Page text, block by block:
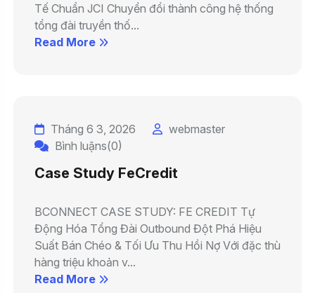
Tế Chuẩn JCI Chuyển đổi thành công hệ thống
tổng đài truyền thố...
Read More
Tháng 6 3, 2026
webmaster
Bình luậns(0)
Case Study FeCredit
BCONNECT CASE STUDY: FE CREDIT Tự
Động Hóa Tổng Đài Outbound Đột Phá Hiệu
Suất Bán Chéo & Tối Ưu Thu Hồi Nợ Với đặc thù
hàng triệu khoản v...
Read More